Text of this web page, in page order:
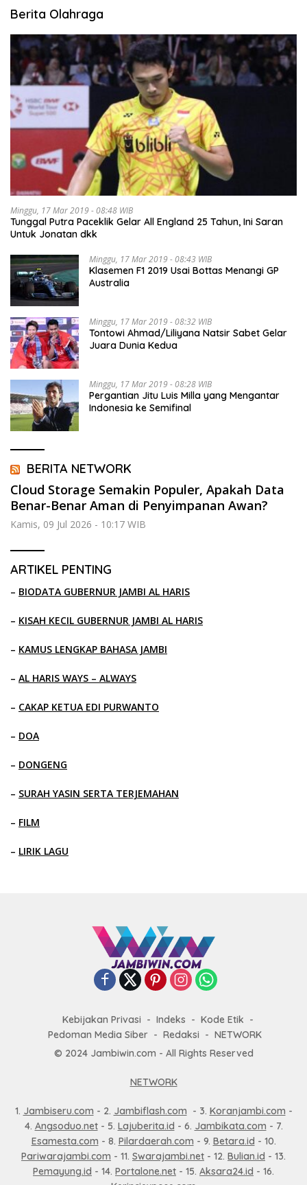
Berita Olahraga
Minggu, 17 Mar 2019 - 08:48 WIB
Tunggal Putra Paceklik Gelar All England 25 Tahun, Ini Saran
Untuk Jonatan dkk
Minggu, 17 Mar 2019 - 08:43 WIB
Klasemen F1 2019 Usai Bottas Menangi GP
Australia
Minggu, 17 Mar 2019 - 08:32 WIB
Tontowi Ahmad/Liliyana Natsir Sabet Gelar
Juara Dunia Kedua
Minggu, 17 Mar 2019 - 08:28 WIB
Pergantian Jitu Luis Milla yang Mengantar
Indonesia ke Semifinal
BERITA NETWORK
Cloud Storage Semakin Populer, Apakah Data
Benar-Benar Aman di Penyimpanan Awan?
Kamis, 09 Jul 2026 - 10:17 WIB
ARTIKEL PENTING
– BIODATA GUBERNUR JAMBI AL HARIS
– KISAH KECIL GUBERNUR JAMBI AL HARIS
– KAMUS LENGKAP BAHASA JAMBI
– AL HARIS WAYS – ALWAYS
– CAKAP KETUA EDI PURWANTO
– DOA
– DONGENG
– SURAH YASIN SERTA TERJEMAHAN
– FILM
– LIRIK LAGU
Kebijakan Privasi Indeks
Kode Etik
Pedoman Media Siber
Redaksi
NETWORK
© 2024 Jambiwin.com - All Rights Reserved
NETWORK
1. Jambiseru.com - 2. Jambiflash.com - 3. Koranjambi.com -
4. Angsoduo.net- 5. Lajuberita.id - 6. Jambikata.com - 7.
Esamesta.com - 8. Pilardaerah.com - 9. Betara.id - 10.
Pariwarajambi.com - 11. Swarajambi.net - 12. Bulian.id - 13.
Pemayung.id - 14. Portalone.net - 15. Aksara24.id - 16.